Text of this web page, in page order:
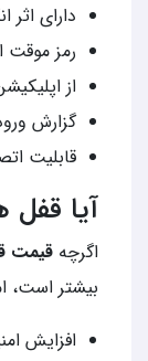
دارای
رمز موقت
از
گزارش
قابلیت
آیا
اگرچه قیمت
بیشتر است،
افزایش